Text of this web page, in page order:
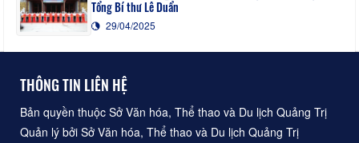
Tổng Bí thư Lê Duẩn
29/04/2025
THÔNG TIN LIÊN HỆ
Bản quyền thuộc Sở Văn hóa, Thể thao và Du lịch Quảng Trị
Quản lý bởi Sở Văn hóa, Thể thao và Du lịch Quảng Trị